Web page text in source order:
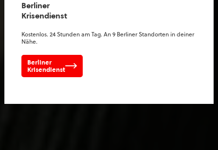
Berliner
Krisendienst
Kostenlos. 24 Stunden am Tag. An 9 Berliner Standorten in deiner
Nähe.
Berliner
Krisendienst